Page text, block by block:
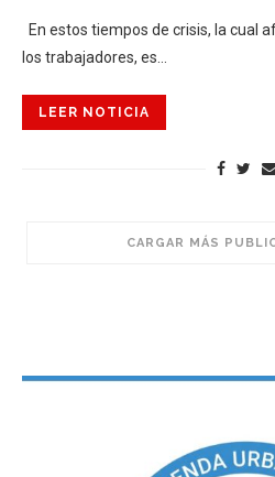
En estos tiempos de crisis, la cual
los trabajadores, es…
LEER NOTICIA
CARGAR MÁS